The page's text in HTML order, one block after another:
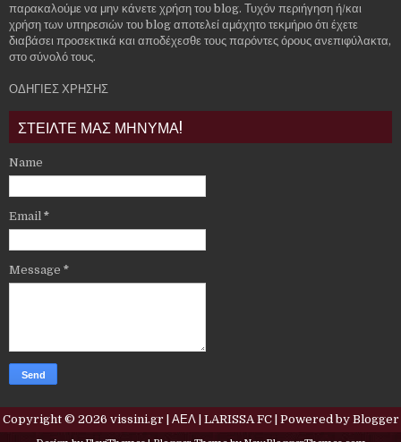
παρακαλούμε να μην κάνετε χρήση του blog. Τυχόν περιήγηση ή/και
χρήση των υπηρεσιών του blog αποτελεί αμάχητο τεκμήριο ότι έχετε
διαβάσει προσεκτικά και αποδέχεσθε τους παρόντες όρους ανεπιφύλακτα,
στο σύνολό τους.
ΟΔΗΓΙΕΣ ΧΡΗΣΗΣ
ΣΤΕΙΛΤΕ ΜΑΣ ΜΗΝΥΜΑ!
Name
Email *
Message *
Copyright © 2026 vissini.gr | ΑΕΛ | LARISSA FC| Powered by Blogger